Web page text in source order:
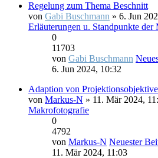
Regelung zum Thema Beschnitt
von Gabi Buschmann » 6. Jun
Erläuterungen u. Standpunkte
0
11703
von Gabi Buschmann
6. Jun 2024, 10:32
Adaption von
von Markus-N » 11. Mär 2024,
Makrofotografie
0
4792
von Markus-N Neuester
11. Mär 2024, 11:03